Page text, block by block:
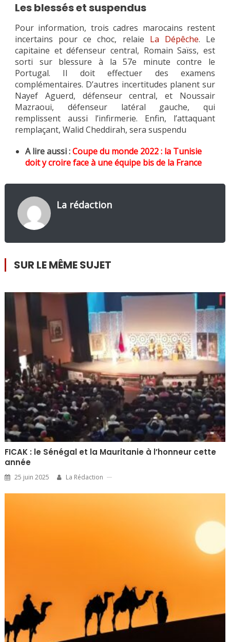
Les blessés et suspendus
Pour information, trois cadres marocains restent
incertains pour ce choc, relaie La Dépêche. Le
capitaine et défenseur central, Romain Saïss, est
sorti sur blessure à la 57e minute contre le
Portugal. Il doit effectuer des examens
complémentaires. D’autres incertitudes planent sur
Nayef Aguerd, défenseur central, et Noussair
Mazraoui, défenseur latéral gauche, qui
remplissent aussi l’infirmerie. Enfin, l’attaquant
remplaçant, Walid Cheddirah, sera suspendu
A lire aussi :Coupe du monde 2022 : la Tunisie
doit y croire face à une équipe bis de la France
La rédaction
SUR LE MÊME SUJET
FICAK : le Sénégal et la Mauritanie à l’honneur cette
année
25 juin 2025 La Rédaction